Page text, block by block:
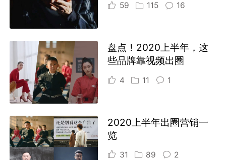
59 115 16
盘点！2020上半年，这
些品牌靠视频出圈
4 11 1
2020上半年出圈营销一
览
31 89 2